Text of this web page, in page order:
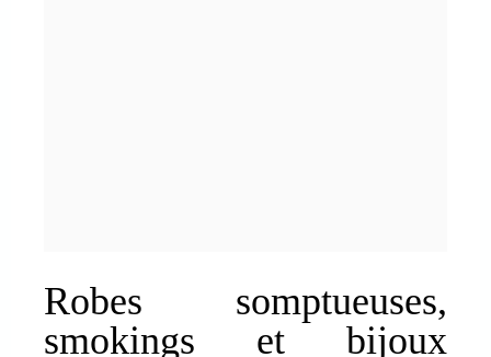
Robes somptueuses,
smokings et bijoux